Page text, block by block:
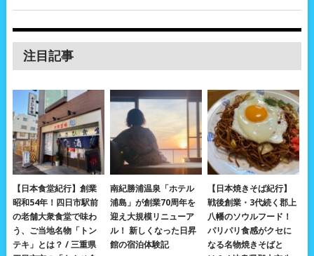
注目記事
【日本食堂紀行】創業
昭和54年！四日市駅前
の老舗大衆食堂で味わ
う、ご当地名物「トン
テキ」とは？ / 三重県
南紀勝浦温泉「ホテル
浦島」が創業70周年を
迎え大規模リニューア
ル！ 新しくなった日昇
館の宿泊体験記
【日本焼きそば紀行】
戦後創業・3代続く郡上
八幡のソウルフード！
パリパリ食感がクセに
なる名物焼きそばと